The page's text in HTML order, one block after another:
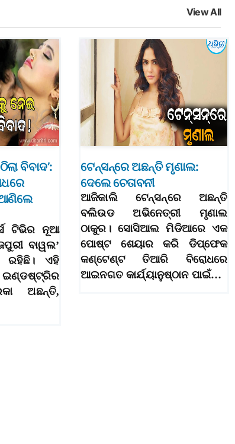
View All
ବିବାଦ’:
ଟିଭିର ନୂଆ
ବାୱଲ’
ରହିଛି। ଏହି
ଇଣ୍ଡଷ୍ଟ୍ରିର
ଅଛନ୍ତି,
ଟେନ୍‌ସନ୍‌ରେ ଅଛନ୍ତି ମୃଣାଲ:
ଦେଲେ ଚେତାବନୀ
ଆଜିକାଲି ଟେନ୍‌ସନ୍‌ରେ ଅଛନ୍ତି
ବଲିଉଡ ଅଭିନେତ୍ରୀ ମୃଣାଲ
ଠାକୁର। ସୋସିଆଲ ମିଡିଆରେ ଏକ
ପୋଷ୍ଟ ଶେୟାର କରି ଡିପ୍‌ଫେକ
କଣ୍ଟେଣ୍ଟ ତିଆରି ବିରୋଧରେ
ଆଇନଗତ କାର୍ଯ୍ୟାନୁଷ୍ଠାନ ପାଇଁ…